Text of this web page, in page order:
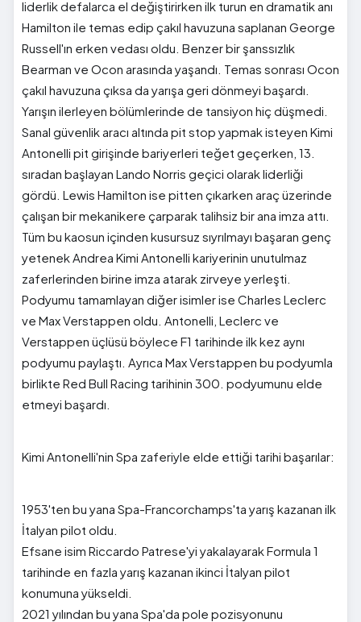
liderlik defalarca el değiştirirken ilk turun en dramatik anı
Hamilton ile temas edip çakıl havuzuna saplanan George
Russell'ın erken vedası oldu. Benzer bir şanssızlık
Bearman ve Ocon arasında yaşandı. Temas sonrası Ocon
çakıl havuzuna çıksa da yarışa geri dönmeyi başardı.
Yarışın ilerleyen bölümlerinde de tansiyon hiç düşmedi.
Sanal güvenlik aracı altında pit stop yapmak isteyen Kimi
Antonelli pit girişinde bariyerleri teğet geçerken, 13.
sıradan başlayan Lando Norris geçici olarak liderliği
gördü. Lewis Hamilton ise pitten çıkarken araç üzerinde
çalışan bir mekanikere çarparak talihsiz bir ana imza attı.
Tüm bu kaosun içinden kusursuz sıyrılmayı başaran genç
yetenek Andrea Kimi Antonelli kariyerinin unutulmaz
zaferlerinden birine imza atarak zirveye yerleşti.
Podyumu tamamlayan diğer isimler ise Charles Leclerc
ve Max Verstappen oldu. Antonelli, Leclerc ve
Verstappen üçlüsü böylece F1 tarihinde ilk kez aynı
podyumu paylaştı. Ayrıca Max Verstappen bu podyumla
birlikte Red Bull Racing tarihinin 300. podyumunu elde
etmeyi başardı.
Kimi Antonelli'nin Spa zaferiyle elde ettiği tarihi başarılar:
1953'ten bu yana Spa-Francorchamps'ta yarış kazanan ilk
İtalyan pilot oldu.
Efsane isim Riccardo Patrese'yi yakalayarak Formula 1
tarihinde en fazla yarış kazanan ikinci İtalyan pilot
konumuna yükseldi.
2021 yılından bu yana Spa'da pole pozisyonunu